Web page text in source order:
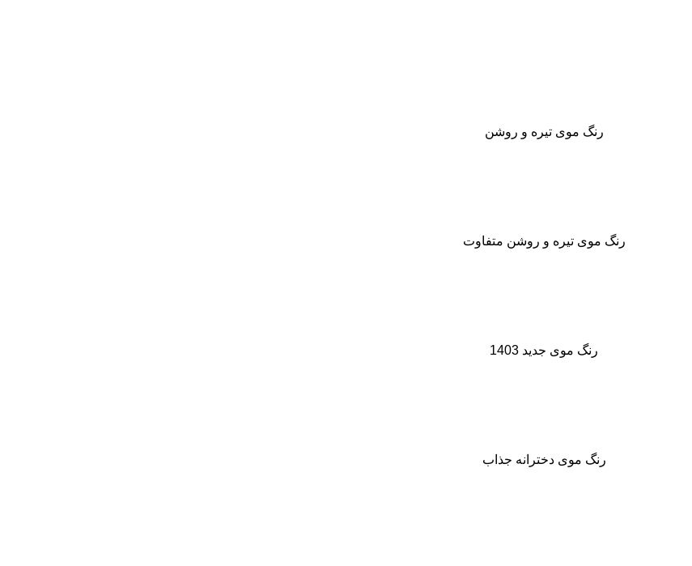
رنگ موی تیره و روشن
رنگ موی تیره و روشن متفاوت
رنگ موی جدید 1403
رنگ موی دخترانه جذاب